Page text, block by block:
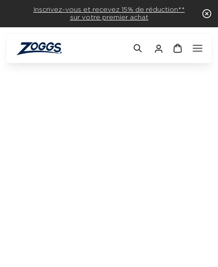
Inscrivez-vous et recevez 15% de réduction**
sur votre premier achat